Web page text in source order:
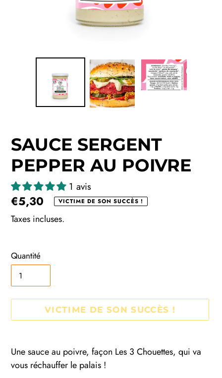
SAUCE SERGENT
PEPPER AU POIVRE
1 avis
Prix
normal
€5,30 VICTIME DE SON SUCCÈS !
Taxes incluses.
Quantité
VICTIME DE SON SUCCÈS !
d'un
produit
Une sauce au poivre, façon Les 3 Chouettes, qui va
vous réchauffer le palais !